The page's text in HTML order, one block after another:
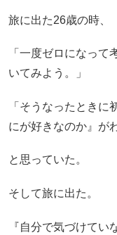
旅に出た26歳の時、
「一度ゼロになっ
いてみよう。」
「そうなったとき
にが好きなのか』が
と思っていた。
そして旅に出た。
『自分で気づけてい